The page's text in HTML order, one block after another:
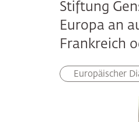
Stiftung
Europa an
Frankreich
Europäischer